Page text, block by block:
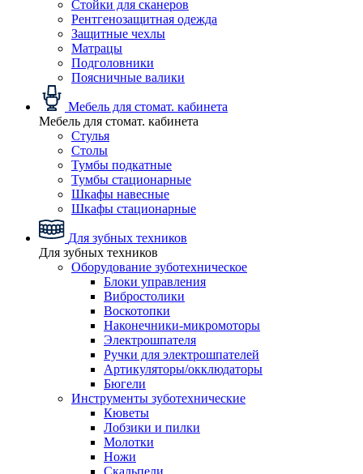
Стойки для сканеров
Рентгенозащитная одежда
Защитные чехлы
Матрацы
Подголовники
Поясничные валики
Мебель для стомат. кабинета
Мебель для стомат. кабинета
Стулья
Столы
Тумбы подкатные
Тумбы стационарные
Шкафы навесные
Шкафы стационарные
Для зубных техников
Для зубных техников
Оборудование зуботехническое
Блоки управления
Вибростолики
Воскотопки
Наконечники-микромоторы
Электрошпателя
Ручки для электрошпателей
Артикуляторы/окклюдаторы
Бюгели
Инструменты зуботехнические
Кюветы
Лобзики и пилки
Молотки
Ножи
Скальпели